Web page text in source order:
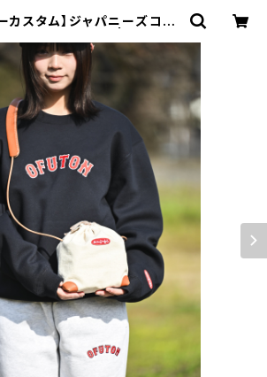
カスタム】ジャパニーズコラ
まつむら